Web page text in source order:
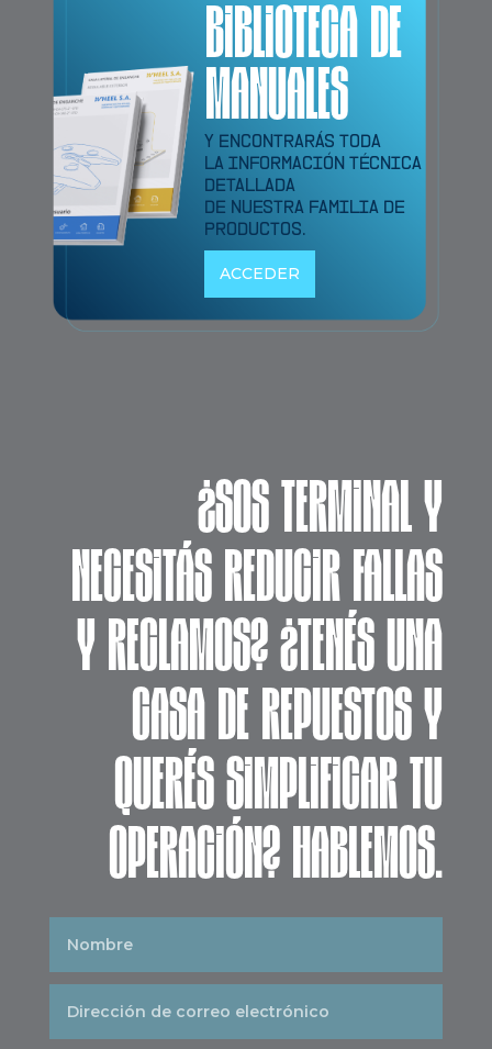
BIBLIOTECA DE
MANUALES
Y ENCONTRARÁS TODA
LA INFORMACIÓN TÉCNICA
DETALLADA
DE NUESTRA FAMILIA DE
PRODUCTOS.
ACCEDER
¿SOS TERMINAL Y
NECESITÁS REDUCIR FALLAS
Y RECLAMOS? ¿TENÉS UNA
CASA DE REPUESTOS Y
QUERÉS SIMPLIFICAR TU
OPERACIÓN? HABLEMOS.